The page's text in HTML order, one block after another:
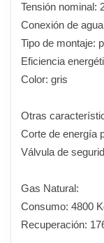
Tensión nominal:
Conexión de
Tipo de montaje:
Eficiencia
Color: gris
Otras
Corte de energía
Válvula de
Gas Natural:
Consumo: 4800
Recuperación: